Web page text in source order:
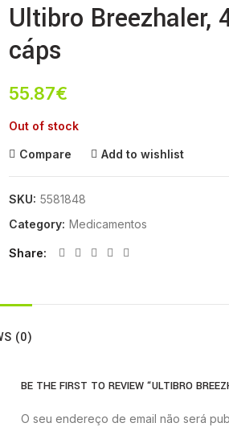
Ultibro Breezhaler,
cáps
55.87€
Out of stock
Compare Add to wishlist
SKU: 5581848
Category: Medicamentos
Share
(0)
BE THE FIRST TO REVIEW “ULTIBRO
O seu endereço de email não será